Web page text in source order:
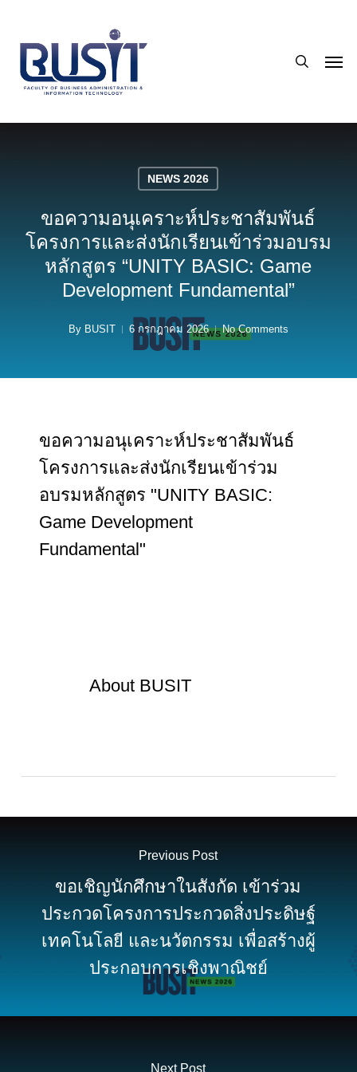
main
content
NEWS 2026
ขอความอนุเคราะห์ประชาสัมพันธ์
โครงการและส่งนักเรียนเข้าร่วมอบรม
หลักสูตร “UNITY BASIC: Game
Development Fundamental”
By BUSIT 6 กรกฎาคม 2026 No Comments
ขอความอนุเคราะห์ประชาสัมพันธ์
โครงการและส่งนักเรียนเข้าร่วม
อบรมหลักสูตร "UNITY BASIC:
Game Development
Fundamental"
AboutBUSIT
Previous Post
ขอเชิญนักศึกษาในสังกัด เข้าร่วม
ประกวดโครงการประกวดสิ่งประดิษฐ์
เทคโนโลยี และนวัตกรรม เพื่อสร้างผู้
ประกอบการเชิงพาณิชย์
Next Post